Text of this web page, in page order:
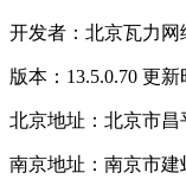
开发者：北京瓦力网
版本：13.5.0.70 更
北京地址：北京市昌
南京地址：南京市建